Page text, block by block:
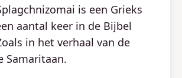
is een Grieks
aantal keer in de Bijbel
in het verhaal van de
Samaritaan.